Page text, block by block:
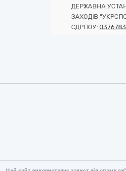
ДЕРЖАВНА
ЗАХОДІВ
ЄДРПОУ: